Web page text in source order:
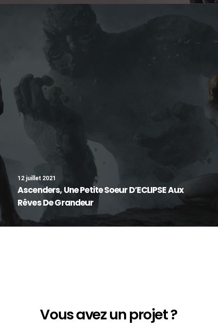
12 juillet 2021
Ascenders, Une Petite Soeur D’ECLIPSE Aux
Rêves De Grandeur
Vousavezunprojet?